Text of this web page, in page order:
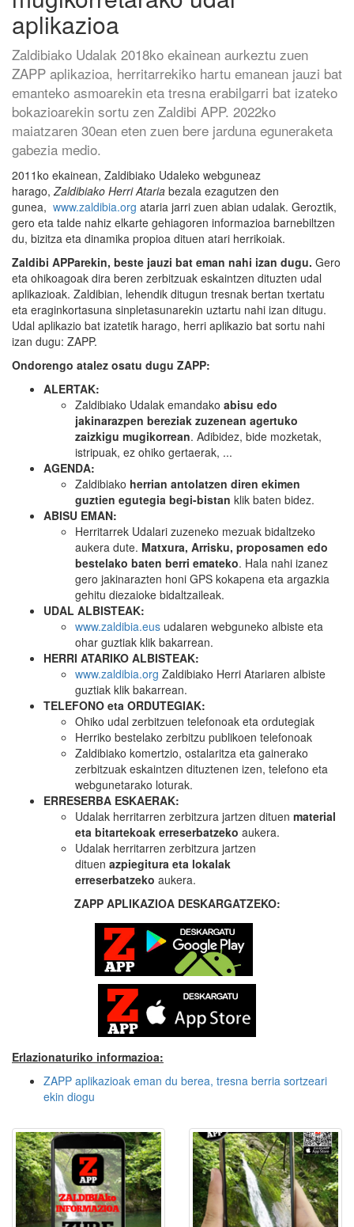
aplikazioa
Zaldibiako Udalak 2018ko ekainean aurkeztu zuen
ZAPP aplikazioa, herritarrekiko hartu emanean jauzi bat
emanteko asmoarekin eta tresna erabilgarri bat izateko
bokazioarekin sortu zen Zaldibi APP. 2022ko
maiatzaren 30ean eten zuen bere jarduna eguneraketa
gabezia medio.
2011ko ekainean, Zaldibiako Udaleko webguneaz
harago,Zaldibiako Herri Ataria bezala ezagutzen den
gunea, www.zaldibia.org ataria jarri zuen abian udalak. Geroztik,
gero eta talde nahiz elkarte gehiagoren informazioa barnebiltzen
du, bizitza eta dinamika propioa dituen atari herrikoiak.
Zaldibi APParekin, beste jauzi bat eman nahi izan dugu. Gero
eta ohikoagoak dira beren zerbitzuak eskaintzen dituzten udal
aplikazioak. Zaldibian, lehendik ditugun tresnak bertan txertatu
eta eraginkortasuna sinpletasunarekin uztartu nahi izan ditugu.
Udal aplikazio bat izatetik harago, herri aplikazio bat sortu nahi
izan dugu: ZAPP.
Ondorengo atalez osatu dugu ZAPP:
ALERTAK:
Zaldibiako Udalak emandako abisu edo
jakinarazpen bereziak zuzenean agertuko
zaizkigu mugikorrean. Adibidez, bide mozketak,
istripuak, ez ohiko gertaerak, ...
AGENDA:
Zaldibiako herrian antolatzen diren ekimen
guztien egutegia begi-bistan klik baten bidez.
ABISU EMAN:
Herritarrek Udalari zuzeneko mezuak bidaltzeko
aukera dute. Matxura, Arrisku, proposamen edo
bestelako baten berri emateko. Hala nahi izanez
gero jakinarazten honi GPS kokapena eta argazkia
gehitu diezaioke bidaltzaileak.
UDAL ALBISTEAK:
www.zaldibia.eus udalaren webguneko albiste eta
ohar guztiak klik bakarrean.
HERRI ATARIKO ALBISTEAK:
www.zaldibia.org Zaldibiako Herri Atariaren albiste
guztiak klik bakarrean.
TELEFONO eta ORDUTEGIAK:
Ohiko udal zerbitzuen telefonoak eta ordutegiak
Herriko bestelako zerbitzu publikoen telefonoak
Zaldibiako komertzio, ostalaritza eta gainerako
zerbitzuak eskaintzen dituztenen izen, telefono eta
webgunetarako loturak.
ERRESERBA ESKAERAK:
Udalak herritarren zerbitzura jartzen dituen material
eta bitartekoak erreserbatzeko aukera.
Udalak herritarren zerbitzura jartzen
dituen azpiegitura eta lokalak
erreserbatzeko aukera.
ZAPP APLIKAZIOA DESKARGATZEKO:
Erlazionaturiko informazioa:
ZAPP aplikazioak eman du berea, tresna berria sortzeari
ekin diogu